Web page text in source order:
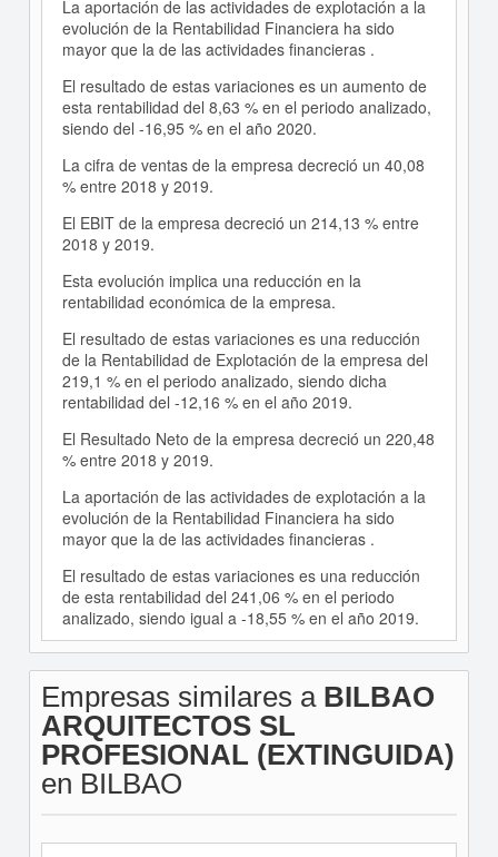
La aportación de las actividades de explotación a la
evolución de la Rentabilidad Financiera ha sido
mayor que la de las actividades financieras .
El resultado de estas variaciones es un aumento de
esta rentabilidad del 8,63 % en el periodo analizado,
siendo del -16,95 % en el año 2020.
La cifra de ventas de la empresa decreció un 40,08
% entre 2018 y 2019.
El EBIT de la empresa decreció un 214,13 % entre
2018 y 2019.
Esta evolución implica una reducción en la
rentabilidad económica de la empresa.
El resultado de estas variaciones es una reducción
de la Rentabilidad de Explotación de la empresa del
219,1 % en el periodo analizado, siendo dicha
rentabilidad del -12,16 % en el año 2019.
El Resultado Neto de la empresa decreció un 220,48
% entre 2018 y 2019.
La aportación de las actividades de explotación a la
evolución de la Rentabilidad Financiera ha sido
mayor que la de las actividades financieras .
El resultado de estas variaciones es una reducción
de esta rentabilidad del 241,06 % en el periodo
analizado, siendo igual a -18,55 % en el año 2019.
Empresas similares a BILBAO
ARQUITECTOS SL
PROFESIONAL (EXTINGUIDA)
en BILBAO